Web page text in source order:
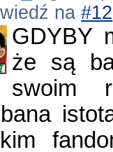
na#12
GDYBY
że są
swoim